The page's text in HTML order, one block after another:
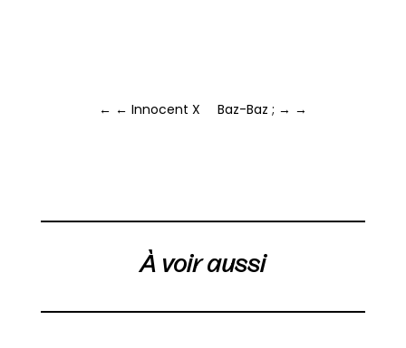
← ← Innocent X Baz-Baz ; → →
À voir aussi